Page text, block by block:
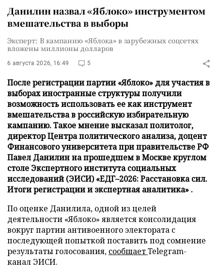
Данилин назвал «Яблоко» инструментом
вмешательства в выборы
Эксперт: В кампанию «Яблока» в зарубежных соцсетях
вложены миллионы долларов
6 августа 2026, 16:49 5
После регистрации партии «Яблоко» для участия в
выборах иностранные структуры получили
возможность использовать ее как инструмент
вмешательства в российскую избирательную
кампанию. Такое мнение высказал политолог,
директор Центра политического анализа, доцент
Финансового университета при правительстве РФ
Павел Данилин на прошедшем в Москве круглом
столе Экспертного института социальных
исследований (ЭИСИ) «ЕДГ–2026: Расстановка сил.
Итоги регистрации и экспертная аналитика» .
По оценке Данилила, одной из целей
деятельности «Яблоко» является консолидация
вокруг партии антивоенного электората с
последующей попыткой поставить под сомнение
результаты голосования, сообщаетTelegram-
канал ЭИСИ.